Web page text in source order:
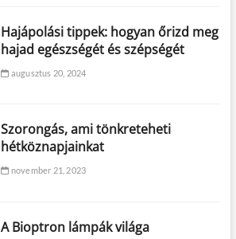
Hajápolási tippek: hogyan őrizd meg
hajad egészségét és szépségét
augusztus 20, 2024
Szorongás, ami tönkreteheti
hétköznapjainkat
november 21, 2023
A Bioptron lámpák világa